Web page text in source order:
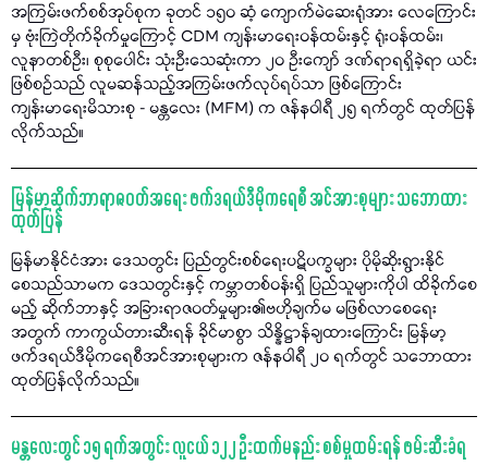
အကြမ်းဖက်စစ်အုပ်စုက ခုတင် ၁၅၀ ဆံ့ ကျောက်မဲဆေးရုံအား လေကြောင်း
မှ ဗုံးကြဲတိုက်ခိုက်မှုကြောင့် CDM ကျန်းမာရေးဝန်ထမ်းနှင့် ရုံးဝန်ထမ်း၊
လူနာတစ်ဦး၊ စုစုပေါင်း သုံးဦးသေဆုံးကာ ၂၀ ဦးကျော် ဒဏ်ရာရရှိခဲ့ရာ ယင်း
ဖြစ်စဉ်သည် လူမဆန်သည့်အကြမ်းဖက်လုပ်ရပ်သာ ဖြစ်ကြောင်း
ကျန်းမာရေးမိသားစု - မန္တလေး (MFM) က ဇန်နဝါရီ ၂၅ ရက်တွင် ထုတ်ပြန်
လိုက်သည်။
မြန်မာ့ဆိုက်ဘာရာဇဝတ်အရေး ဖက်ဒရယ်ဒီမိုကရေစီ အင်အားစုများ သဘောထား
ထုတ်ပြန်
မြန်မာနိုင်ငံအား ဒေသတွင်း ပြည်တွင်းစစ်ရေးပဋိပက္ခများ ပိုမိုဆိုးရွားနိုင်
စေသည်သာမက ဒေသတွင်းနှင့် ကမ္ဘာတစ်ဝန်းရှိ ပြည်သူများကိုပါ ထိခိုက်စေ
မည့် ဆိုက်ဘာနှင့် အခြားရာဇဝတ်မှုများ၏ဗဟိုချက်မ မဖြစ်လာစေရေး
အတွက် ကာကွယ်တားဆီးရန် ခိုင်မာစွာ သိန္နိဋ္ဌာန်ချထားကြောင်း မြန်မာ့
ဖက်ဒရယ်ဒီမိုကရေစီအင်အားစုများက ဇန်နဝါရီ ၂၀ ရက်တွင် သဘောထား
ထုတ်ပြန်လိုက်သည်။
မန္တလေးတွင် ၁၅ ရက်အတွင်း လူငယ် ၁၂၂ ဦးထက်မနည်း စစ်မှုထမ်းရန် ဖမ်းဆီးခံရ